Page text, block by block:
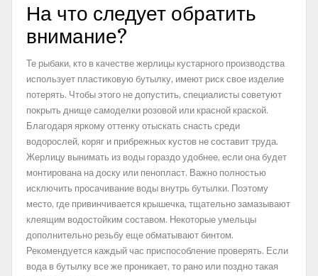
На что следует обратить
внимание?
Те рыбаки, кто в качестве жерлицы кустарного производства
использует пластиковую бутылку, имеют риск свое изделие
потерять. Чтобы этого не допустить, специалисты советуют
покрыть днище самоделки розовой или красной краской.
Благодаря яркому оттенку отыскать снасть среди
водорослей, коряг и прибрежных кустов не составит труда.
Жерлицу вынимать из воды гораздо удобнее, если она будет
монтирована на доску или пенопласт. Важно полностью
исключить просачивание воды внутрь бутылки. Поэтому
место, где привинчивается крышечка, тщательно замазывают
клеящим водостойким составом. Некоторые умельцы
дополнительно резьбу еще обматывают бинтом.
Рекомендуется каждый час приспособление проверять. Если
вода в бутылку все же проникает, то рано или поздно такая